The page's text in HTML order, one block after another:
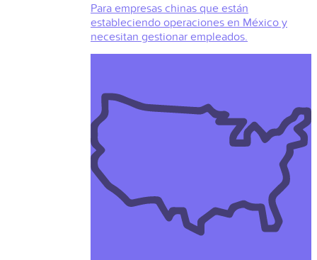
Para empresas chinas que están
estableciendo operaciones en México y
necesitan gestionar empleados.